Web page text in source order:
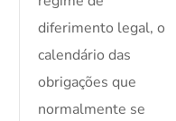
diferimento legal, o
calendário das
obrigações que
normalmente se